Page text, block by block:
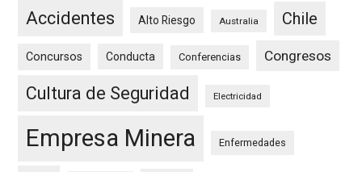
Accidentes Alto Riesgo Australia Chile
Concursos Conducta Conferencias Congresos
Cultura de Seguridad Electricidad
Empresa Minera Enfermedades